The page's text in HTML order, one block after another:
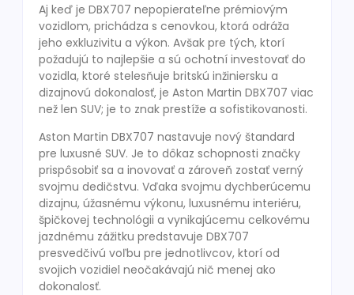
Aj keď je DBX707 nepopierateľne prémiovým
vozidlom, prichádza s cenovkou, ktorá odráža
jeho exkluzivitu a výkon. Avšak pre tých, ktorí
požadujú to najlepšie a sú ochotní investovať do
vozidla, ktoré stelesňuje britskú inžiniersku a
dizajnovú dokonalosť, je Aston Martin DBX707 viac
než len SUV; je to znak prestíže a sofistikovanosti.
Aston Martin DBX707 nastavuje nový štandard
pre luxusné SUV. Je to dôkaz schopnosti značky
prispôsobiť sa a inovovať a zároveň zostať verný
svojmu dedičstvu. Vďaka svojmu dychberúcemu
dizajnu, úžasnému výkonu, luxusnému interiéru,
špičkovej technológii a vynikajúcemu celkovému
jazdnému zážitku predstavuje DBX707
presvedčivú voľbu pre jednotlivcov, ktorí od
svojich vozidiel neočakávajú nič menej ako
dokonalosť.